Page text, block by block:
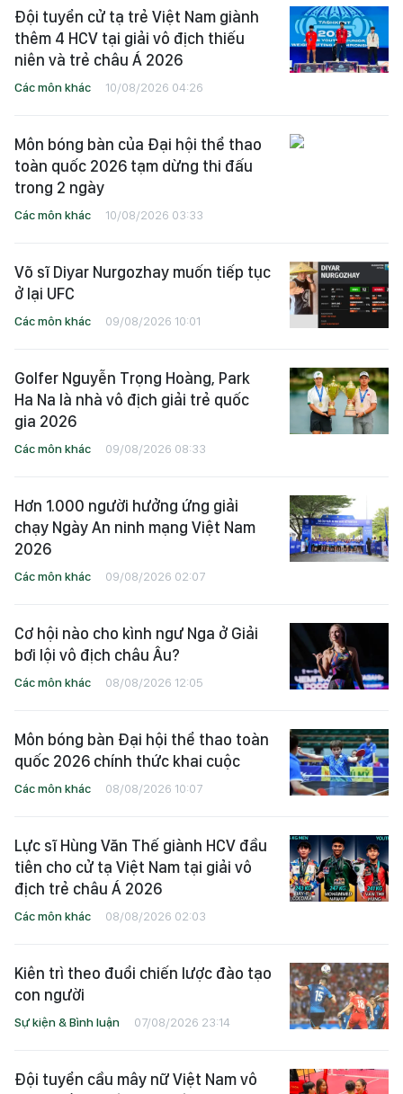
Đội tuyển cử tạ trẻ Việt Nam giành
thêm 4 HCV tại giải vô địch thiếu
niên và trẻ châu Á 2026
Các môn khác 10/08/2026 04:26
Môn bóng bàn của Đại hội thể thao
toàn quốc 2026 tạm dừng thi đấu
trong 2 ngày
Các môn khác 10/08/2026 03:33
Võ sĩ Diyar Nurgozhay muốn tiếp tục
ở lại UFC
Các môn khác 09/08/2026 10:01
Golfer Nguyễn Trọng Hoàng, Park
Ha Na là nhà vô địch giải trẻ quốc
gia 2026
Các môn khác 09/08/2026 08:33
Hơn 1.000 người hưởng ứng giải
chạy Ngày An ninh mạng Việt Nam
2026
Các môn khác 09/08/2026 02:07
Cơ hội nào cho kình ngư Nga ở Giải
bơi lội vô địch châu Âu?
Các môn khác 08/08/2026 12:05
Môn bóng bàn Đại hội thể thao toàn
quốc 2026 chính thức khai cuộc
Các môn khác 08/08/2026 10:07
Lực sĩ Hùng Văn Thế giành HCV đầu
tiên cho cử tạ Việt Nam tại giải vô
địch trẻ châu Á 2026
Các môn khác 08/08/2026 02:03
Kiên trì theo đuổi chiến lược đào tạo
con người
Sự kiện & Bình luận 07/08/2026 23:14
Đội tuyển cầu mây nữ Việt Nam vô